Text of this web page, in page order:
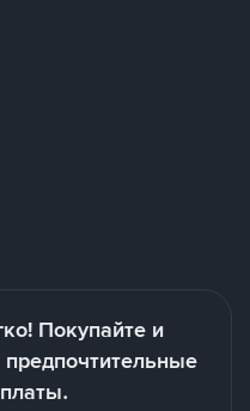
Покупайте и